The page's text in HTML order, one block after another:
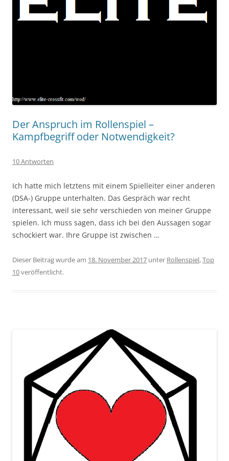
Der Anspruch im Rollenspiel –
Kampfbegriff oder Notwendigkeit?
10 Antworten
Ich hatte mich letztens mit einem Spielleiter einer anderen
(DSA-) Gruppe unterhalten. Das Gespräch war recht
interessant, weil sie sehr verschieden von meiner Gruppe
spielen. Ich muss sagen, dass ich bei den Aussagen sogar
schockiert war. Ihre Gruppe ist zwischen …
Dieser Beitrag wurde am 18. November 2017 unter Rollenspiel,Top
10veröffentlicht.